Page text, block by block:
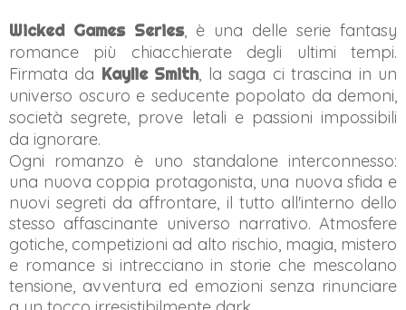
Wicked Games Series, è una delle serie fantasy
romance più chiacchierate degli ultimi tempi.
Firmata da Kaylie Smith, la saga ci trascina in un
universo oscuro e seducente popolato da demoni,
società segrete, prove letali e passioni impossibili
da ignorare.
Ogni romanzo è uno standalone interconnesso:
una nuova coppia protagonista, una nuova sfida e
nuovi segreti da affrontare, il tutto all'interno dello
stesso affascinante universo narrativo. Atmosfere
gotiche, competizioni ad alto rischio, magia, mistero
e romance si intrecciano in storie che mescolano
tensione, avventura ed emozioni senza rinunciare